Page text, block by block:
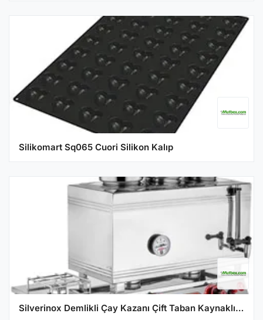
Silikomart Sq065 Cuori Silikon Kalıp
Silverinox Demlikli Çay Kazanı Çift Taban Kaynaklı Doğalgazlı 'lık